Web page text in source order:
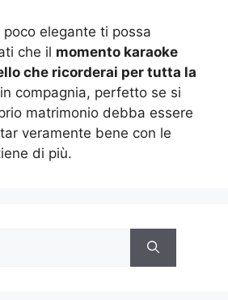
elegante ti possa
che il momento karaoke
che ricorderai per tutta la
compagnia, perfetto se si
matrimonio debba essere
veramente bene con le
di più.